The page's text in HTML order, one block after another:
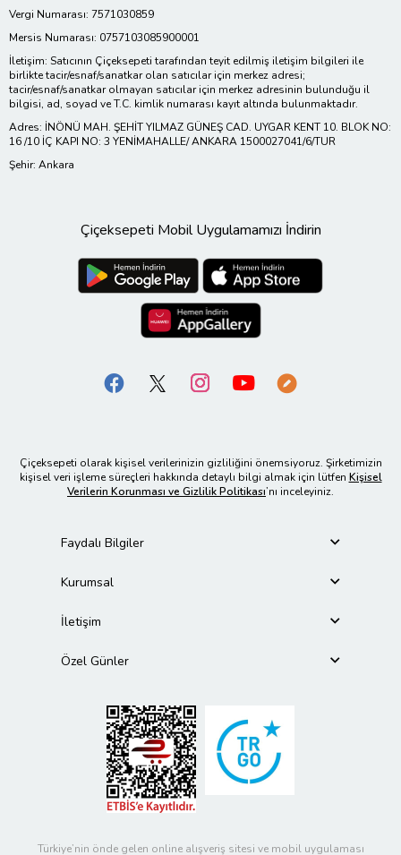
Vergi Numarası: 7571030859
Mersis Numarası: 0757103085900001
İletişim: Satıcının Çiçeksepeti tarafından teyit edilmiş iletişim bilgileri ile
birlikte tacir/esnaf/sanatkar olan satıcılar için merkez adresi;
tacir/esnaf/sanatkar olmayan satıcılar için merkez adresinin bulunduğu il
bilgisi, ad, soyad ve T.C. kimlik numarası kayıt altında bulunmaktadır.
Adres: İNÖNÜ MAH. ŞEHİT YILMAZ GÜNEŞ CAD. UYGAR KENT 10. BLOK NO:
16 /10 İÇ KAPI NO: 3 YENİMAHALLE/ ANKARA 1500027041/6/TUR
Şehir: Ankara
Çiçeksepeti Mobil Uygulamamızı İndirin
Çiçeksepeti olarak kişisel verilerinizin gizliliğini önemsiyoruz. Şirketimizin
kişisel veri işleme süreçleri hakkında detaylı bilgi almak için lütfen Kişisel
Verilerin Korunması ve Gizlilik Politikası’nı inceleyiniz.
Faydalı Bilgiler
Kurumsal
İletişim
Özel Günler
Türkiye’nin önde gelen online alışveriş sitesi ve mobil uygulaması